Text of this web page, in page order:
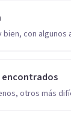
bien, con algunos
otros más